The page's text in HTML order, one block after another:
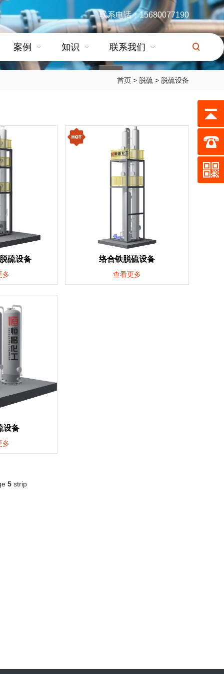
联系电话：15680077190
案例 知识 联系我们
首页 > 脱硫 > 脱硫设备
硫设备
多
络合铁脱硫设备
查看更多
设备
多
5strip